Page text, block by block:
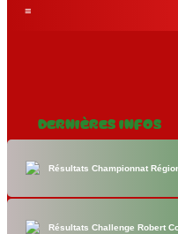
Dernières Infos
Résultats Championnat
Résultats Challenge Robert